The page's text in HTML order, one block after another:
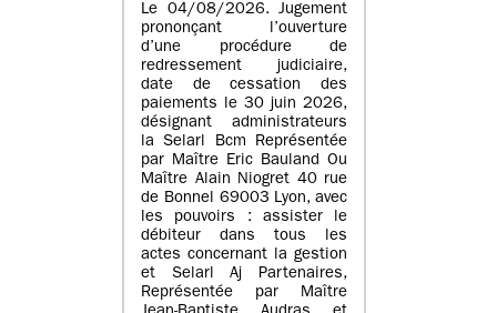
Le 04/08/2026. Jugement
prononçant l’ouverture
d’une procédure de
redressement judiciaire,
date de cessation des
paiements le 30 juin 2026,
désignant administrateurs
la Selarl Bcm Représentée
par Maître Eric Bauland Ou
Maître Alain Niogret 40 rue
de Bonnel 69003 Lyon, avec
les pouvoirs : assister le
débiteur dans tous les
actes concernant la gestion
et Selarl Aj Partenaires,
Représentée par Maître